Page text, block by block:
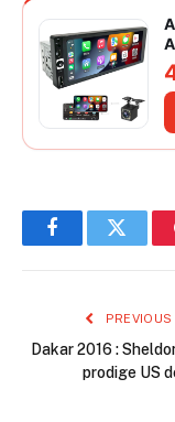
FacebookTwitter
Dakar 2016 :
prodige US